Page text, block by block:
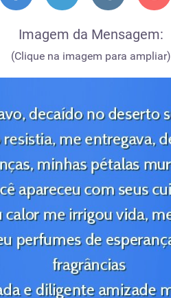
Imagem da Mensagem:
(Clique na imagem para ampliar)